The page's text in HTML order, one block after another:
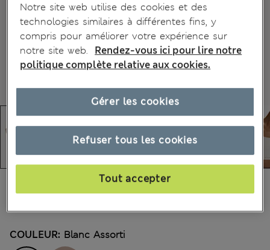
Tous les prix incluent les taxes et les frais de douanes
COULEUR: Blanc Assorti
Notre site web utilise des cookies et des
technologies similaires à différentes fins, y
compris pour améliorer votre expérience sur
notre site web.
Rendez-vous ici pour lire notre
politique complète relative aux cookies.
Refuser tous les cookies
Tout accepter
Gérer les cookies